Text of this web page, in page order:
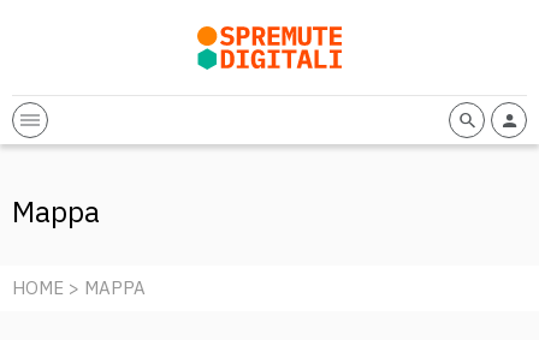
Mappa
HOME > MAPPA